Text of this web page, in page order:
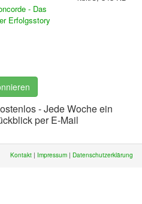
- Das
Erfolgsstory
- Jede Woche ein
per E-Mail
Kontakt | Impressum | Datenschutzerklärung